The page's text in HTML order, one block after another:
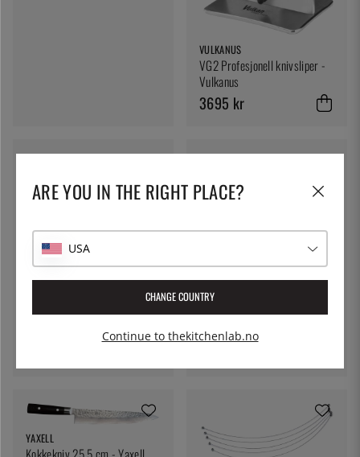
VULKANUS
VG2 Profesjonell knivsliper -
Vulkanus
3695 kr
Bunka, kokkekniv, 20 cm -
YAXELL
RAN
YAXELL
ARE YOU IN THE RIGHT PLACE?
USA
CHANGE COUNTRY
Continue to thekitchenlab.no